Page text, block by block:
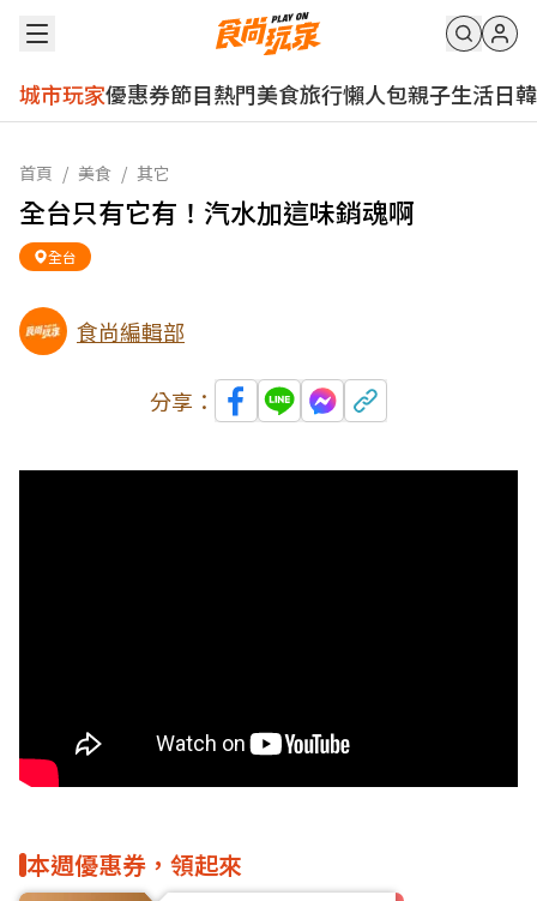
城市玩家優惠券節目熱門美食旅行懶人包親子生活日韓
首頁 / 美食 / 其它
全台只有它有！汽水加這味銷魂啊
全台
食尚編輯部
分享：
本週優惠券，領起來